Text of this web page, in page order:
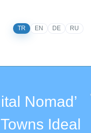
TR EN DE RU
Nomad’
Ideal